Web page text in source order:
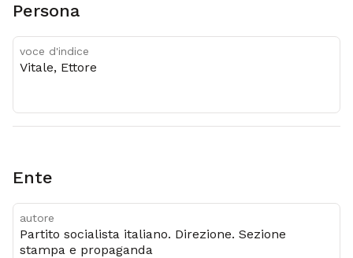
Persona
voce d'indice
Vitale, Ettore
Ente
autore
Partito socialista italiano. Direzione. Sezione
stampa e propaganda